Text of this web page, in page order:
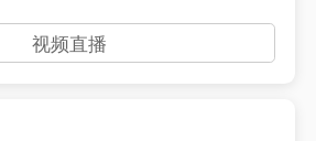
视频直播